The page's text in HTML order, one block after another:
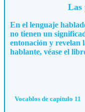
Las
En el lenguaje
no tienen un
entonación y revelan
hablante, véase el
Vocablos de capitulo 11